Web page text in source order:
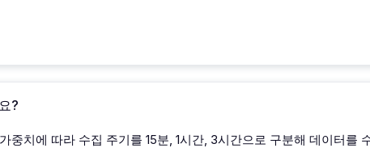
?
중치에 따라 수집 주기를 15분, 1시간, 3시간으로 구분해 데이터를